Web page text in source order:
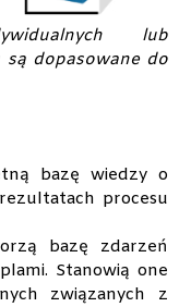
lub
są dopasowane do
bazę wiedzy o
procesu
bazę zdarzeń
Stanowią one
związanych z